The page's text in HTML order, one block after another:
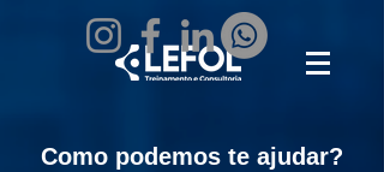
Como podemos te ajudar?